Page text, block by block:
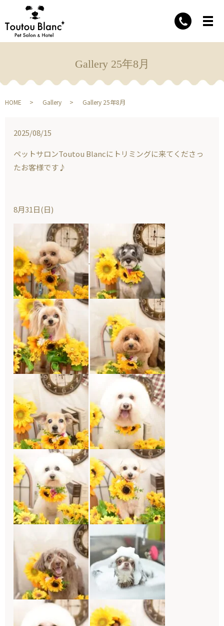
Gallery 25年8月
HOME Gallery Gallery 25年8月
2025/08/15
ペットサロンToutou Blancにトリミングに来てくださっ
たお客様です♪
8月31日(日)